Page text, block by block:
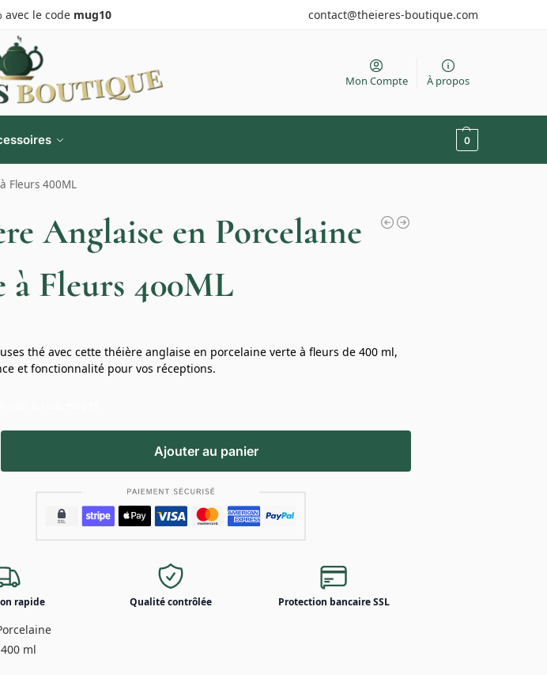
avec le code mug10 contact@theieres-boutique.com
Mon Compte À propos
0
Fleurs 400ML
Anglaise en Porcelaine
à Fleurs 400ML
thé avec cette théière anglaise en porcelaine verte à fleurs de 400 ml,
et fonctionnalité pour vos réceptions.
Ajouter au panier
rapide Qualité contrôlée Protection bancaire SSL
ml